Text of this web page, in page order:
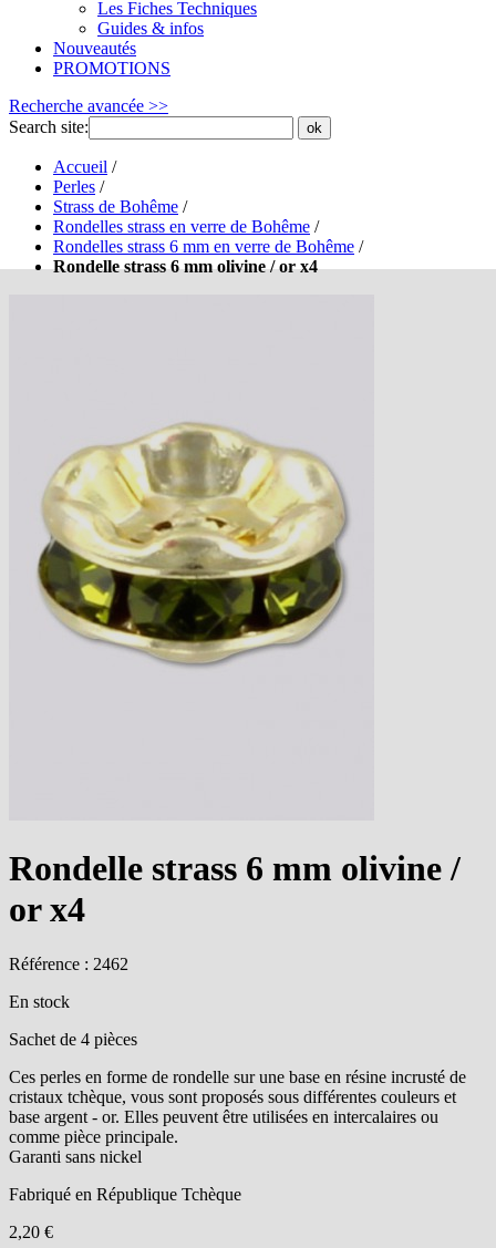
Les Fiches Techniques
Guides & infos
Nouveautés
PROMOTIONS
Recherche avancée >>
Search site:
ok
Accueil /
Perles /
Strass de Bohême /
Rondelles strass en verre de Bohême /
Rondelles strass 6 mm en verre de Bohême /
Rondelle strass 6 mm olivine / or x4
Rondelle strass 6 mm olivine /
or x4
Référence : 2462
En stock
Sachet de 4 pièces
Ces perles en forme de rondelle sur une base en résine incrusté de
cristaux tchèque, vous sont proposés sous différentes couleurs et
base argent - or. Elles peuvent être utilisées en intercalaires ou
comme pièce principale.
Garanti sans nickel
Fabriqué en République Tchèque
2,20 €